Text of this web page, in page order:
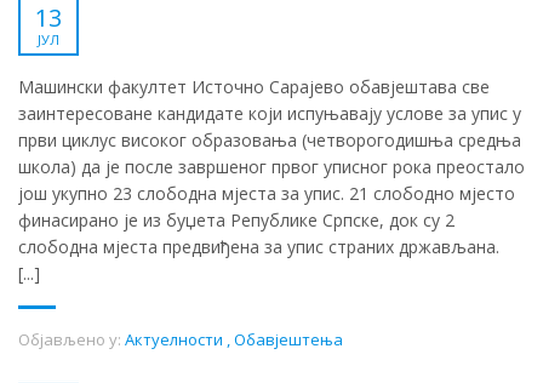
13
ЈУЛ
Машински факултет Источно Сарајево обавјештава све
заинтересоване кандидате који испуњавају услове за упис у
први циклус високог образовања (четворогодишња средња
школа) да је после завршеног првог уписног рока преостало
још укупно 23 слободна мјеста за упис. 21 слободно мјесто
финасирано је из буџета Републике Српске, док су 2
слободна мјеста предвиђена за упис страних држављана.
[...]
Објављено у: Актуелности ,Обавјештења